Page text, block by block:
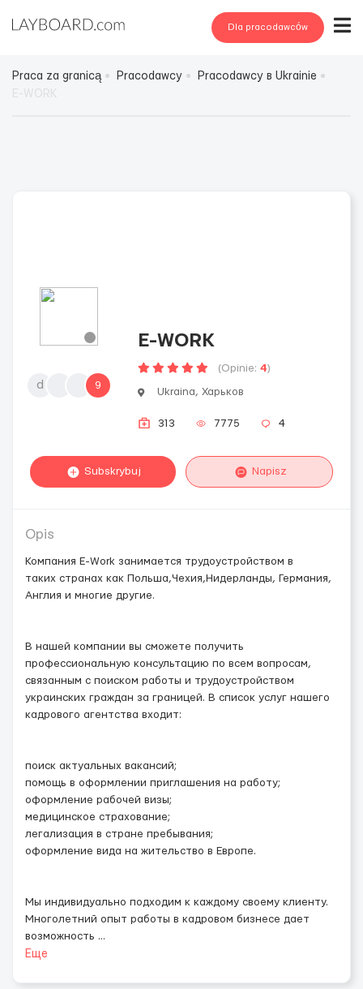
Dla pracodawców
Praca za granicą Pracodawcy
Pracodawcy в Ukrainie
d 9
E-WORK
(Opinie: 4)
Ukraina, Харьков
313 7775 4
Subskrybuj Napisz
Opis
Компания E-Work занимается трудоустройством в
таких странах как Польша,Чехия,Нидерланды, Германия,
Англия и многие другие.
В нашей компании вы сможете получить
профессиональную консультацию по всем вопросам,
связанным с поиском работы и трудоустройством
украинских граждан за границей. В список услуг нашего
кадрового агентства входит:
поиск актуальных вакансий;
помощь в оформлении приглашения на работу;
оформление рабочей визы;
медицинское страхование;
легализация в стране пребывания;
оформление вида на жительство в Европе.
Мы индивидуально подходим к каждому своему клиенту.
Многолетний опыт работы в кадровом бизнесе дает
возможность ...
Еще